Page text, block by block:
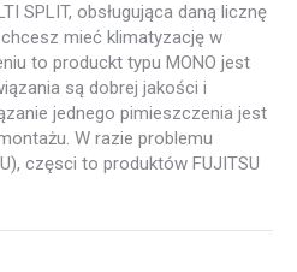
SPLIT, obsługująca daną licznę
mieć klimatyzację w
to produckt typu MONO jest
są dobrej jakości i
jednego pimieszczenia jest
W razie problemu
częsci to produktów FUJITSU